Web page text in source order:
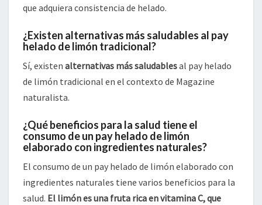
que adquiera consistencia de helado.
¿Existen alternativas más saludables al pay
helado de limón tradicional?
Sí, existen alternativas más saludablesal pay helado
de limón tradicional en el contexto de Magazine
naturalista.
¿Qué beneficios para la salud tiene el
consumo de un pay helado de limón
elaborado con ingredientes naturales?
El consumo de un pay helado de limón elaborado con
ingredientes naturales tiene varios beneficios para la
salud. El limón es una fruta rica en vitamina C, que